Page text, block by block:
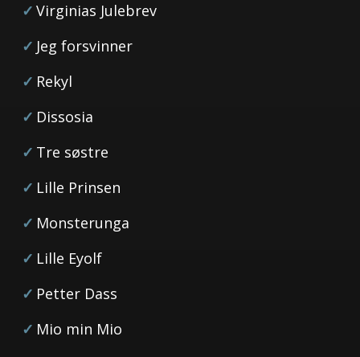
Virginias Julebrev
Jeg forsvinner
Rekyl
Dissosia
Tre søstre
Lille Prinsen
Monsterunga
Lille Eyolf
Petter Dass
Mio min Mio